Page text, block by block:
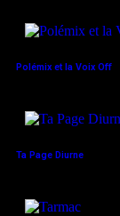
Polémix et la Voix Off
Ta Page Diurne